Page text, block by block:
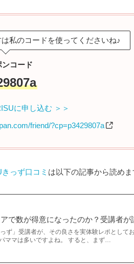
私のコードを使ってくださいね♪
ンコード
に申し込む ＞＞
friend/?cp=p3429807a
っず口コミ は以下の記事から読めま
で数が得意になったのか？受講者が
ず」受講者が、その良さを実体験レポとして
ママは多いですよね。 すると、まず…